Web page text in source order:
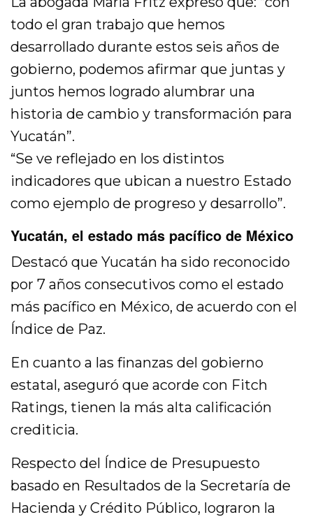
todo el gran trabajo que hemos
desarrollado durante estos seis años de
gobierno, podemos afirmar que juntas y
juntos hemos logrado alumbrar una
historia de cambio y transformación para
Yucatán”.
“Se ve reflejado en los distintos
indicadores que ubican a nuestro Estado
como ejemplo de progreso y desarrollo”.
Yucatán, el estado más pacífico de México
Destacó que Yucatán ha sido reconocido
por 7 años consecutivos como el estado
más pacífico en México, de acuerdo con el
Índice de Paz.
En cuanto a las finanzas del gobierno
estatal, aseguró que acorde con Fitch
Ratings, tienen la más alta calificación
crediticia.
Respecto del Índice de Presupuesto
basado en Resultados de la Secretaría de
Hacienda y Crédito Público, lograron la